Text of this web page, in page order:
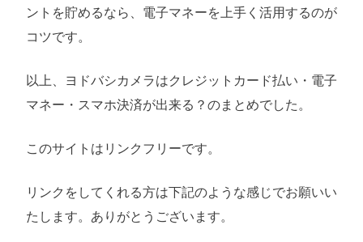
ントを貯めるなら、電子マネーを上手く活用するのが
コツです。
以上、ヨドバシカメラはクレジットカード払い・電子
マネー・スマホ決済が出来る？のまとめでした。
このサイトはリンクフリーです。
リンクをしてくれる方は下記のような感じでお願いい
たします。ありがとうございます。